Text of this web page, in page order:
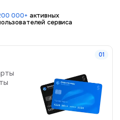
000+ активных
сервиса